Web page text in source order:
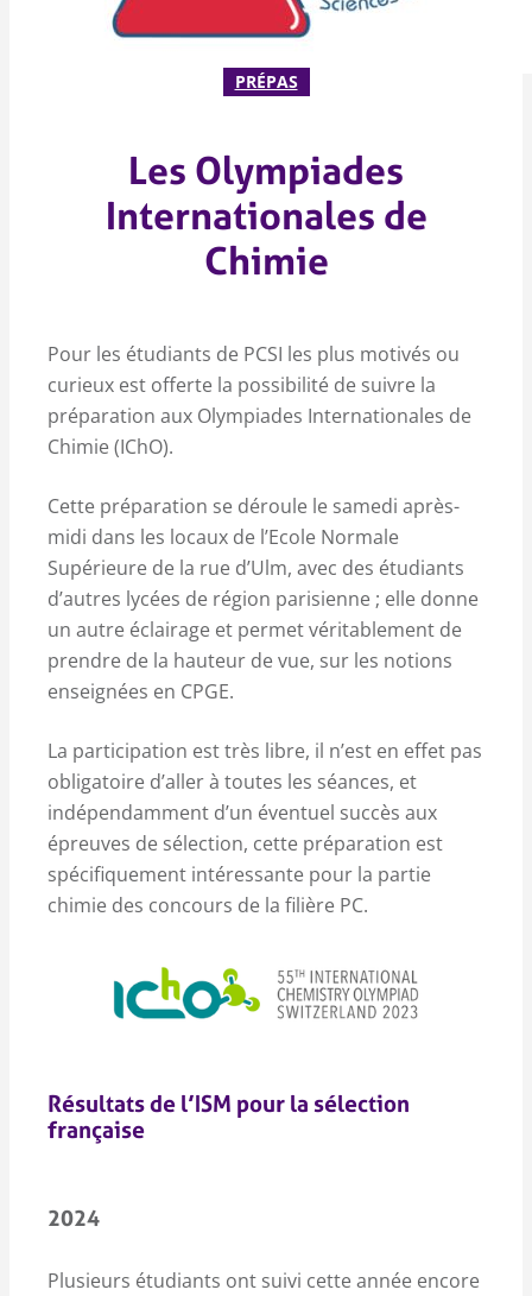
PRÉPAS
Les Olympiades
Internationales de
Chimie
Pour les étudiants de PCSI les plus motivés ou
curieux est offerte la possibilité de suivre la
préparation aux Olympiades Internationales de
Chimie (IChO).
Cette préparation se déroule le samedi après-
midi dans les locaux de l’Ecole Normale
Supérieure de la rue d’Ulm, avec des étudiants
d’autres lycées de région parisienne ; elle donne
un autre éclairage et permet véritablement de
prendre de la hauteur de vue, sur les notions
enseignées en CPGE.
La participation est très libre, il n’est en effet pas
obligatoire d’aller à toutes les séances, et
indépendamment d’un éventuel succès aux
épreuves de sélection, cette préparation est
spécifiquement intéressante pour la partie
chimie des concours de la filière PC.
Résultats de l’ISM pour la sélection
française
2024
Plusieurs étudiants ont suivi cette année encore